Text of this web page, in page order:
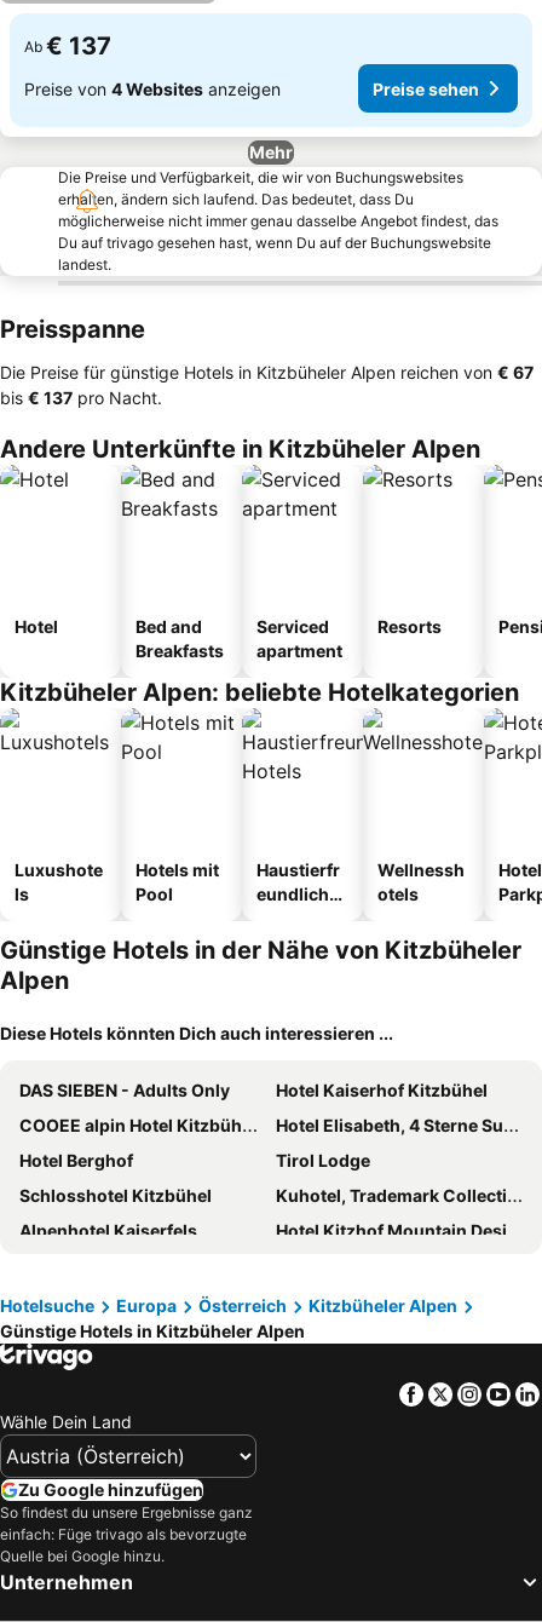
Ab € 137
Preise von 4 Websites anzeigen Preise sehen
Mehr
Die Preise und Verfügbarkeit, die wir von Buchungswebsites
erhalten, ändern sich laufend. Das bedeutet, dass Du
möglicherweise nicht immer genau dasselbe Angebot findest, das
Du auf trivago gesehen hast, wenn Du auf der Buchungswebsite
landest.
Preisspanne
Die Preise für günstige Hotels in Kitzbüheler Alpen reichen von ‎€ 67
bis ‎€ 137 pro Nacht.
Andere Unterkünfte in Kitzbüheler Alpen
Hotel
Bed and
Breakfasts
Serviced
apartment
Resorts
Kitzbüheler Alpen: beliebte Hotelkategorien
Luxushote
ls
Hotels mit
Pool
Haustierfr
eundliche
Wellnessh
otels
Günstige Hotels in der Nähe von Kitzbüheler
Alpen
Diese Hotels könnten Dich auch interessieren ...
DAS SIEBEN - Adults Only
Hotel Kaiserhof Kitzbühel
COOEE alpin Hotel Kitzbüheler Alpen
Hotel Elisabeth, 4 Sterne Superior
Hotel Berghof
Tirol Lodge
Schlosshotel Kitzbühel
Kuhotel, Trademark Collection by Wyndham
Alpenhotel Kaiserfels
Hotel Kitzhof Mountain Design Resort
AlpenParks Hotel & Apartment Taxacher
Waidringer Hof 4 Sterne Superior
Lifthotel
Family Hotel Schloss Rosenegg
Grand Tirolia Kitzbühel - Member of Hommage Luxury Hotels Collection
Alpen Glück Hotel Unterm Rain
Lisi Family Hotel
Gasthof Obermair
Sporthotel Ellmau in Tirol
Hotel Sonnschein
Alpen Glück Hotel Kirchberger Hof
Das Hohe Salve Sportresort
Hotel Kroneck
Hotelsuche Europa Österreich
Kitzbüheler Alpen
Günstige Hotels in Kitzbüheler Alpen
Facebook
Twitter
Wähle Dein Land
Zu Google hinzufügen
So findest du unsere Ergebnisse ganz
einfach: Füge trivago als bevorzugte
Quelle bei Google hinzu.
Unternehmen